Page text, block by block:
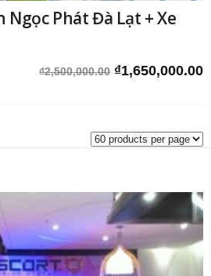
Ngọc Phát Đà Lạt + Xe
₫2,500,000.00 Giá
₫1,650,000.00